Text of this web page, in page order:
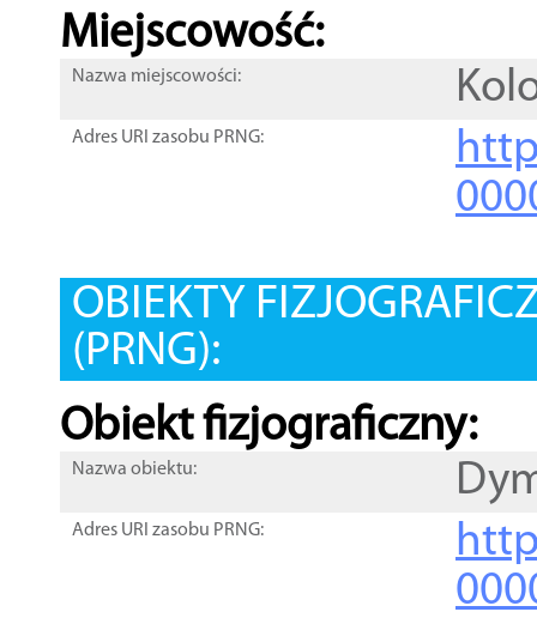
Miejscowość:
Nazwa miejscowości:
Adres URI zasobu PRNG:
OBIEKTY
(PRNG):
Obiekt fizjograficzny:
Nazwa obiektu:
Adres URI zasobu PRNG: